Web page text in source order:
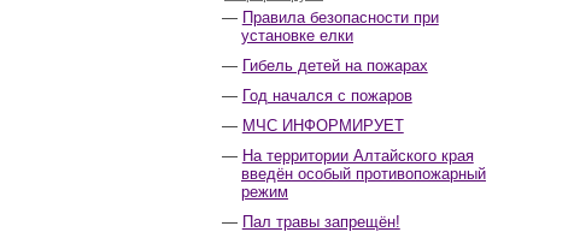
Правила безопасности при
установке елки
Гибель детей на пожарах
Год начался с пожаров
МЧС ИНФОРМИРУЕТ
На территории Алтайского края
введён особый противопожарный
режим
Пал травы запрещён!